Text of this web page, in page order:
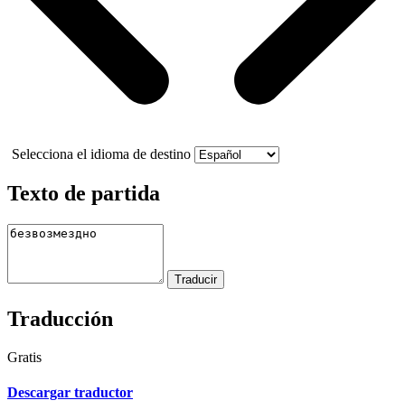
Selecciona el idioma de destino
Texto de partida
Traducción
Gratis
Descargar traductor